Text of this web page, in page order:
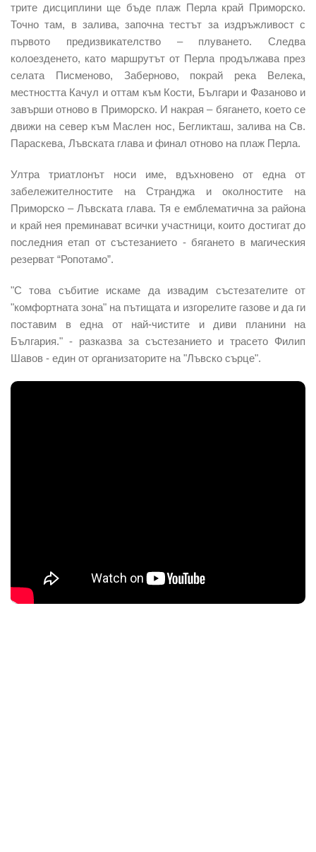
трите дисциплини ще бъде плаж Перла край Приморско.
Точно там, в залива, започна тестът за издръжливост с
първото предизвикателство – плуването. Следва
колоезденето, като маршрутът от Перла продължава през
селата Писменово, Заберново, покрай река Велека,
местността Качул и оттам към Кости, Българи и Фазаново и
завърши отново в Приморско. И накрая – бягането, което се
движи на север към Маслен нос, Бегликташ, залива на Св.
Параскева, Лъвската глава и финал отново на плаж Перла.
Ултра триатлонът носи име, вдъхновено от една от
забележителностите на Странджа и околностите на
Приморско – Лъвската глава. Тя е емблематична за района
и край нея преминават всички участници, които достигат до
последния етап от състезанието - бягането в магическия
резерват “Ропотамо”.
"С това събитие искаме да извадим състезателите от
"комфортната зона" на пътищата и изгорелите газове и да ги
поставим в една от най-чистите и диви планини на
България." - разказва за състезанието и трасето Филип
Шавов - един от организаторите на "Лъвско сърце".